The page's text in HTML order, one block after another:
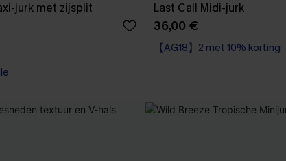
jurk met zijsplit Last Call Midi-jurk
36,00 €
【AG18】2 met 10% korting